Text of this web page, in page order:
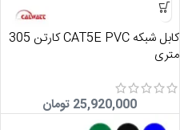
کابل شبکه CAT5E PVC کارتن 305
متری
25,920,000 تومان